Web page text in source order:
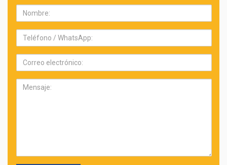
Nombre:
Teléfono:
Correo
electrónico:
Mensaje: